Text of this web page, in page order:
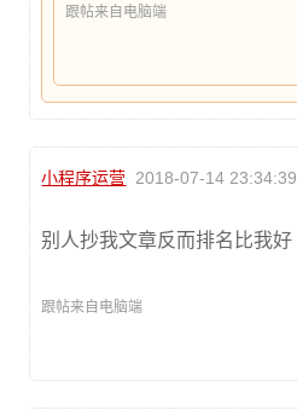
跟帖来自电脑端
小程序运营 2018-07-14 23:34:39
别人抄我文章反而排名比我好
跟帖来自电脑端